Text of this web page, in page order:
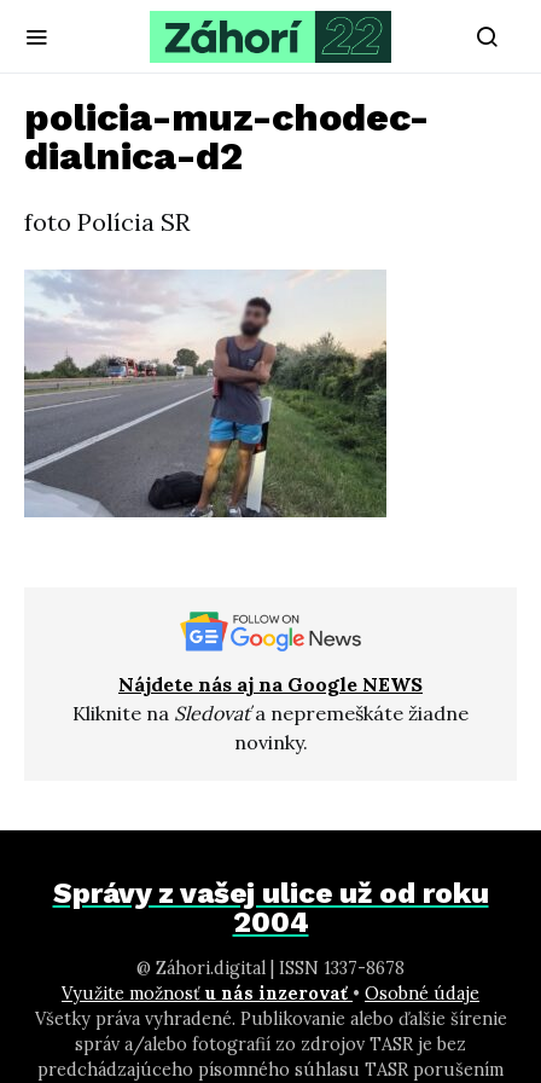
policia-muz-chodec-
dialnica-d2
foto Polícia SR
Nájdete nás aj na Google NEWS
Kliknite na Sledovaťa nepremeškáte žiadne
novinky.
Správy z vašej ulice už od roku
2004
@ Záhori.digital | ISSN 1337-8678
Využite možnosť u nás inzerovať • Osobné údaje
Všetky práva vyhradené. Publikovanie alebo ďalšie šírenie
správ a/alebo fotografií zo zdrojov TASR je bez
predchádzajúceho písomného súhlasu TASR porušením